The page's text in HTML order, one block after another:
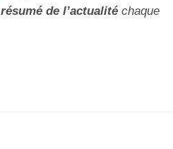
résumé de l’actualité chaque